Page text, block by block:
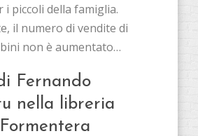
i piccoli della famiglia.
il numero di vendite di
non è aumentato…
Fernando
nella libreria